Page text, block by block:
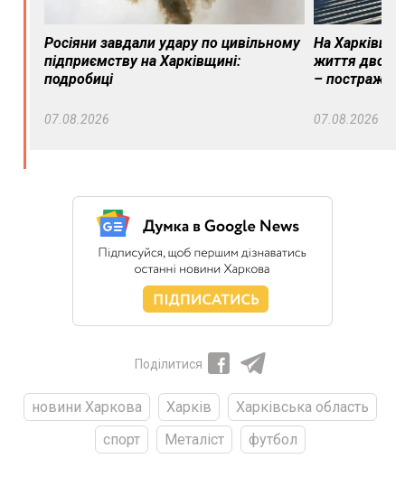
Росіяни завдали удару по цивільному
підприємству на Харківщині:
подробиці
07.08.2026
На
життя двох
–
07.08.2026
Поділитися
новини Харкова Харків
Харківська область
спорт
Металіст футбол